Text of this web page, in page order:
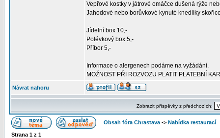
Vepřové kostky v játrové omáčce dušená rýže
Jahodové nebo borůvkové kynuté knedlíky
Jídelní box 10,-
Polévkový box 5,-
Příbor 5,-
Informace o alergenech podáme na vyžádání.
MOŽNOST PŘI ROZVOZU PLATIT PLATEBNÍ
Návrat nahoru
Zobrazit příspěvky z předchozích:
Obsah fóra Chrastava -> Nabídka restaurací
Strana 1 z 1